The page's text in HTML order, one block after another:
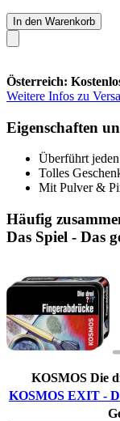
In den Warenkorb
Österreich:
Weitere Infos zu
Eigenschaften
Überführt
Tolles
Mit Pulver &
Häufig
Das Spiel - Das
KOSMOS Die
KOSMOS EXIT -